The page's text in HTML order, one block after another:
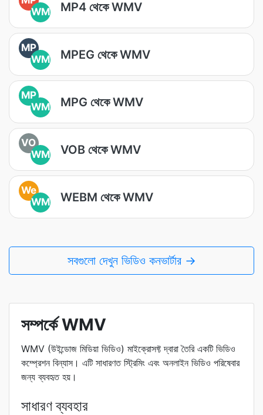
WM
MP4 থেকে WMV
MP
WM
MPEG থেকে WMV
MP
WM
MPG থেকে WMV
VO
WM
VOB থেকে WMV
We
WM
WEBM থেকে WMV
সবগুলো দেখুন ভিডিও কনভার্টার →
সম্পর্কে WMV
WMV (উইন্ডোজ মিডিয়া ভিডিও) মাইক্রোসফ্ট দ্বারা তৈরি একটি ভিডিও
কম্প্রেশন বিন্যাস। এটি সাধারণত স্ট্রিমিং এবং অনলাইন ভিডিও পরিষেবার
জন্য ব্যবহৃত হয়।
সাধারণ ব্যবহার